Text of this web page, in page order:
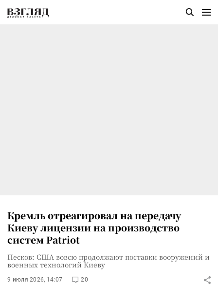
Кремль отреагировал на передачу
Киеву лицензии на производство
систем Patriot
Песков: США вовсю продолжают поставки вооружений и
военных технологий Киеву
9 июля 2026, 14:07 20